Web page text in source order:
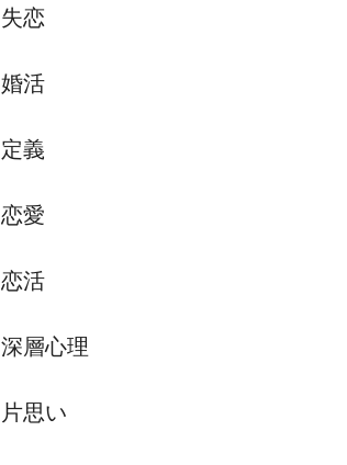
失恋
婚活
定義
恋愛
恋活
深層心理
片思い